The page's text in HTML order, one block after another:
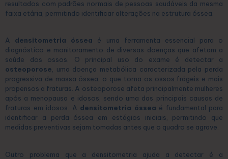
resultados com padrões normais de pessoas saudáveis da mesma
faixa etária, permitindo identificar alterações na estrutura óssea.
A densitometria óssea é uma ferramenta essencial para o
diagnóstico e monitoramento de diversas doenças que afetam a
saúde dos ossos. O principal uso do exame é detectar a
osteoporose, uma doença metabólica caracterizada pela perda
progressiva de massa óssea, o que torna os ossos frágeis e mais
propensos a fraturas. A osteoporose afeta principalmente mulheres
após a menopausa e idosos, sendo uma das principais causas de
fraturas em idosos. A densitometria óssea é fundamental para
identificar a perda óssea em estágios iniciais, permitindo que
medidas preventivas sejam tomadas antes que o quadro se agrave.
Outro problema que a densitometria ajuda a detectar é a